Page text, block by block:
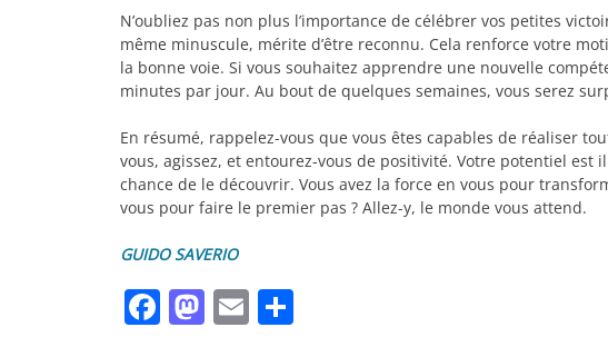
N’oubliez pas non plus l’importance de célébrer vos petites
même minuscule, mérite d’être reconnu. Cela renforce votre
la bonne voie. Si vous souhaitez apprendre une nouvelle
minutes par jour. Au bout de quelques semaines, vous serez
En résumé, rappelez-vous que vous êtes capables de réaliser
vous, agissez, et entourez-vous de positivité. Votre potentiel
chance de le découvrir. Vous avez la force en vous pour
vous pour faire le premier pas ? Allez-y, le monde vous attend.
GUIDO SAVERIO
Facebook
Mastodon
Email